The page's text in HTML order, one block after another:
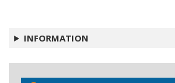
INFORMATION